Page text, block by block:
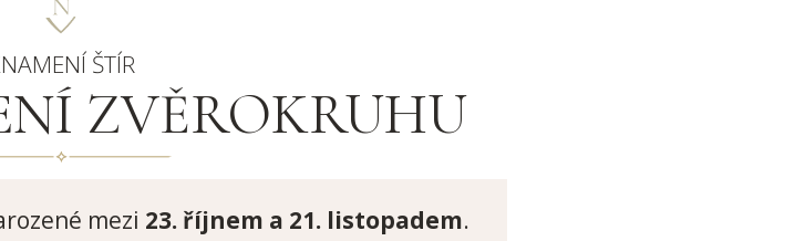
ŠTÍR
ZVĚROKRUHU
mezi 23. říjnem a 21. listopadem.